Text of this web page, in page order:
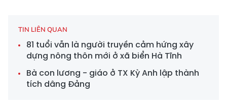
TIN LIÊN QUAN
81 tuổi vẫn là người truyền cảm hứng xây
dựng nông thôn mới ở xã biển Hà Tĩnh
Bà con lương - giáo ở TX Kỳ Anh lập thành
tích dâng Đảng